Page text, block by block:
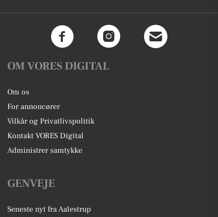
OM VORES DIGITAL
Om os
For annoncører
Vilkår og Privatlivspolitik
Kontakt VORES Digital
Administrer samtykke
GENVEJE
Seneste nyt fra Aalestrup